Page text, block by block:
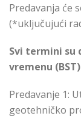
Predavanja će
(*uključujući
Svi termini
vremenu (BST)
Predavanje 1:
geotehničko